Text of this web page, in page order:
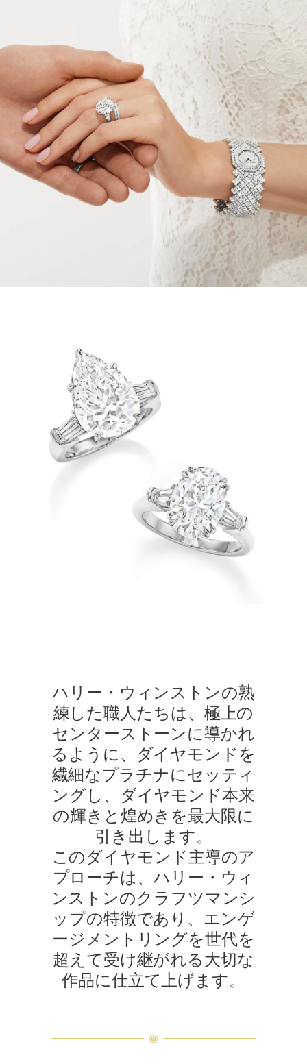
ハリー・ウィンストンの熟
練した職人たちは、極上の
センターストーンに導かれ
るように、ダイヤモンドを
繊細なプラチナにセッティ
ングし、ダイヤモンド本来
の輝きと煌めきを最大限に
引き出します。
このダイヤモンド主導のア
プローチは、ハリー・ウィ
ンストンのクラフツマンシ
ップの特徴であり、エンゲ
ージメントリングを世代を
超えて受け継がれる大切な
作品に仕立て上げます。